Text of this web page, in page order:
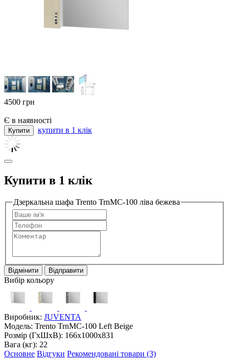
4500 грн
Є в наявності
купити в 1 клік
Купити в 1 клік
Дзеркальна шафа Trento TrnMC-100 ліва бежева
Відмінити Відправити
Вибір кольору
Виробник: JUVENTA
Модель: Trento TrnMC-100 Left Beige
Розмір (ГxШxВ): 166x1000x831
Вага (кг): 22
Основне Відгуки Рекомендовані товари (3)